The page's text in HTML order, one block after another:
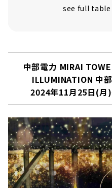
Christmas 2024」
ミッドランドスクエア
2024年11月13日(水)
大名古屋ビルヂング 「
ン2024」 2024年11
名古屋ルーセントタワ
ション」 2024年11月
日(金)
円頓寺商店街「円頓寺
2025年2月末（予定）
中部電力 MIRAI
ILLUMINATION 中
2024年11月25日(